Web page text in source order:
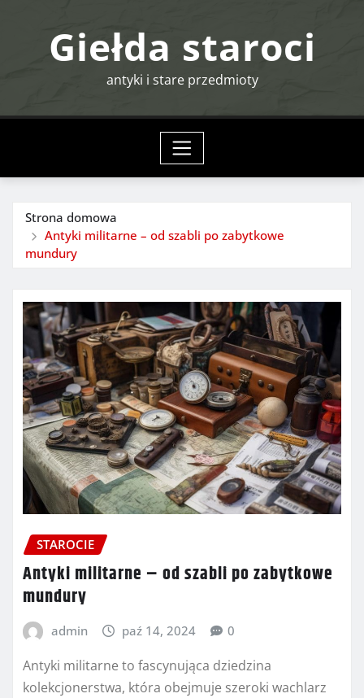
Giełda staroci
antyki i stare przedmioty
Strona domowa
Antyki militarne – od szabli po zabytkowe
mundury
STAROCIE
Antyki militarne – od szabli po zabytkowe
mundury
admin paź 14, 2024 0
Antyki militarne to fascynująca dziedzina
kolekcjonerstwa, która obejmuje szeroki wachlarz